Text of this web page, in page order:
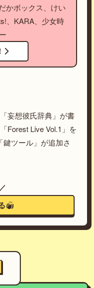
かボックス、けい
、KARA、少女時
妄想彼氏辞典」が書
Forest Live Vol.1」を
ツール」が追加さ